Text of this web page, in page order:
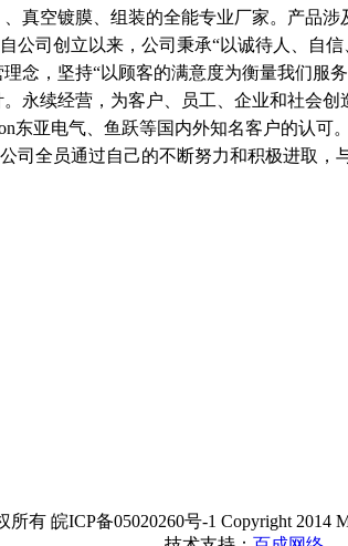
、真空镀膜、组装的全能专业厂家。产品
司创立以来，公司秉承“以诚待人、自信
理念，坚持“以顾客的满意度为衡量我们服
。永续经营，为客户、员工、企业和社会创
东亚电气、鱼跃等国内外知名客户的认可。
全员通过自己的不断努力和积极进取，与
有 皖ICP备05020260号-1 Copyright 2014